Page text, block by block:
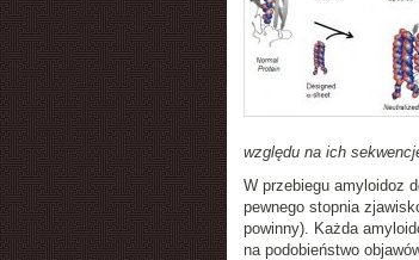
względu na ich
W przebiegu amyloidoz
pewnego stopnia
powinny). Każda
na podobieństwo